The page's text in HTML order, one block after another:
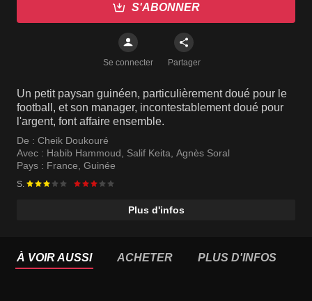
S'ABONNER
Se connecter Partager
Un petit paysan guinéen, particulièrement doué pour le
football, et son manager, incontestablement doué pour
l'argent, font affaire ensemble.
De : Cheik Doukouré
Avec : Habib Hammoud, Salif Keita, Agnès Soral
Pays : France, Guinée
S.
Plus d'infos
À VOIR AUSSI ACHETER PLUS D'INFOS